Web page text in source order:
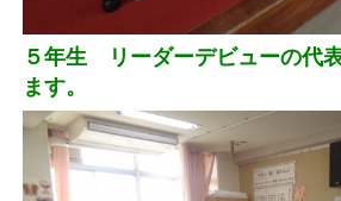
５年生 リーダーデビューの代
ます。